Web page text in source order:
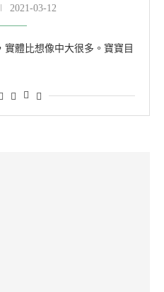
2021-03-12
體比想像中大很多。寶寶目